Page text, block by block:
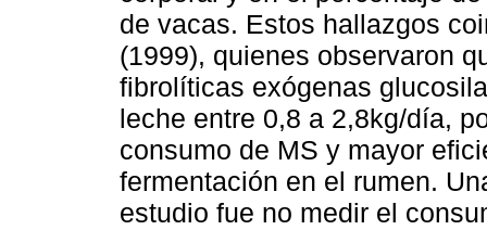
de vacas. Estos hallazgos
(1999), quienes observaron
fibrolíticas exógenas
leche entre 0,8 a 2,8kg/día,
consumo de MS y mayor
fermentación en el rumen.
estudio fue no medir el